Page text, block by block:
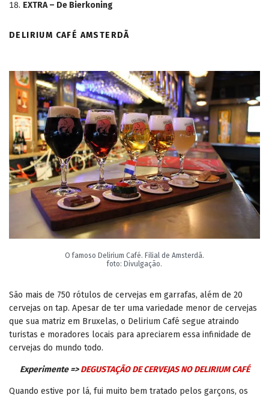
EXTRA – De Bierkoning
DELIRIUM CAFÉ AMSTERDÃ
O famoso Delirium Café. Filial de Amsterdã.
foto: Divulgação.
São mais de 750 rótulos de cervejas em garrafas, além de 20
cervejas on tap. Apesar de ter uma variedade menor de cervejas
que sua matriz em Bruxelas, o Delirium Café segue atraindo
turistas e moradores locais para apreciarem essa infinidade de
cervejas do mundo todo.
Experimente =>DEGUSTAÇÃO DE CERVEJAS NO DELIRIUM CAFÉ
Quando estive por lá, fui muito bem tratado pelos garçons, os